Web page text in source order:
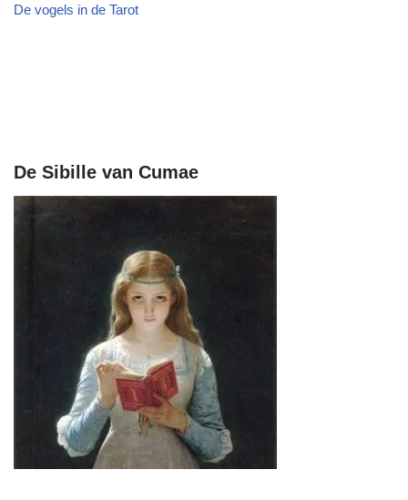
De vogels in de Tarot
De Sibille van Cumae